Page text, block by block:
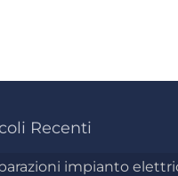
Recenti
impianto